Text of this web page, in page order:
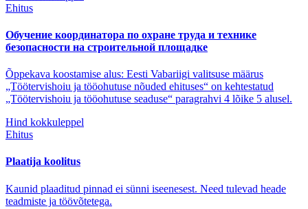
Ehitus
Обучение координатора по охране труда и технике
безопасности на строительной площадке
Õppekava koostamise alus: Eesti Vabariigi valitsuse määrus
„Töötervishoiu ja tööohutuse nõuded ehituses“ on kehtestatud
„Töötervishoiu ja tööohutuse seaduse“ paragrahvi 4 lõike 5 alusel.
Hind kokkuleppel
Ehitus
Plaatija koolitus
Kaunid plaaditud pinnad ei sünni iseenesest. Need tulevad heade
teadmiste ja töövõtetega.